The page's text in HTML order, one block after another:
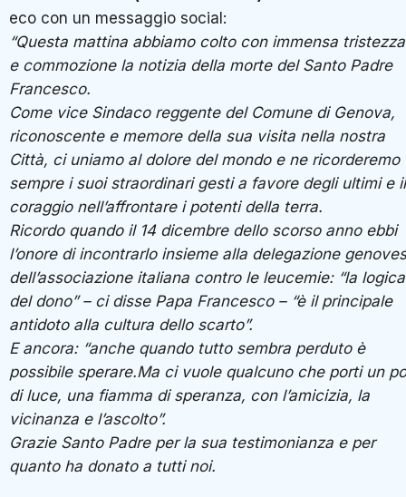
eco con un messaggio social:
“Questa mattina abbiamo colto con immensa tristezza
e commozione la notizia della morte del Santo Padre
Francesco.
Come vice Sindaco reggente del Comune di Genova,
riconoscente e memore della sua visita nella nostra
Città, ci uniamo al dolore del mondo e ne ricorderemo
sempre i suoi straordinari gesti a favore degli ultimi e il
coraggio nell’affrontare i potenti della terra.
Ricordo quando il 14 dicembre dello scorso anno ebbi
l’onore di incontrarlo insieme alla delegazione
dell’associazione italiana contro le leucemie: “la logica
del dono” – ci disse Papa Francesco – “è il principale
antidoto alla cultura dello scarto”.
E ancora: “anche quando tutto sembra perduto è
possibile sperare.Ma ci vuole qualcuno che porti un
di luce, una fiamma di speranza, con l’amicizia, la
vicinanza e l’ascolto”.
Grazie Santo Padre per la sua testimonianza e per
quanto ha donato a tutti noi.